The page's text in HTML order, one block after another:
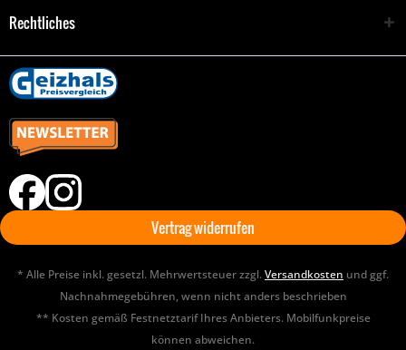
Rechtliches
Vertrag widerrufen
* Alle Preise inkl. gesetzl. Mehrwertsteuer zzgl.Versandkosten und ggf.
Nachnahmegebühren, wenn nicht anders beschrieben
** Kosten gemäß Festnetztarif Ihres Anbieters. Mobilfunkpreise
können abweichen.